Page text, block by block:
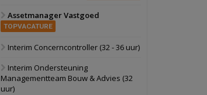
17 september 2026
17 september 2026
Voormalig
Assetmanager Vastgoed
TOPVACATURE
Interim Concerncontroller (32 - 36 uur)
Interim Ondersteuning
Managementteam Bouw & Advies (32
uur)